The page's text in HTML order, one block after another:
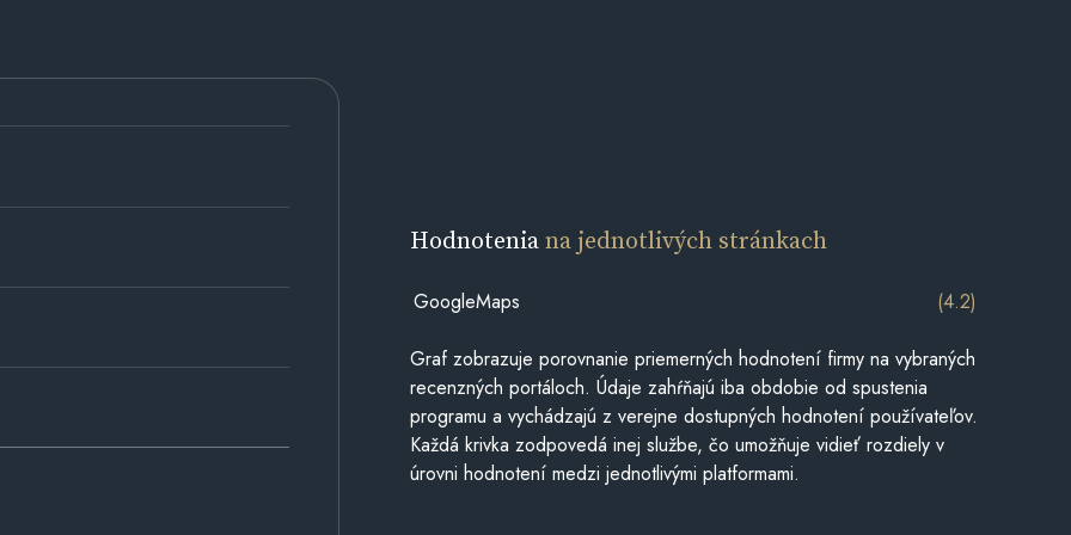
Hodnoteniana jednotlivých stránkach
GoogleMaps (4.2)
Graf zobrazuje porovnanie priemerných hodnotení firmy na vybraných
recenzných portáloch. Údaje zahŕňajú iba obdobie od spustenia
programu a vychádzajú z verejne dostupných hodnotení používateľov.
Každá krivka zodpovedá inej službe, čo umožňuje vidieť rozdiely v
úrovni hodnotení medzi jednotlivými platformami.